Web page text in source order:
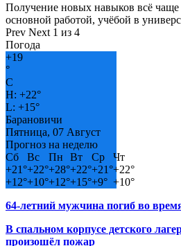
Получение новых навыков всё чаще
основной работой, учёбой в
Prev Next 1 из 4
Погода
+19
°
C
H: +22°
L: +15°
Барановичи
Пятница, 07 Август
Прогноз на неделю
Сб
Вс Пн Вт Ср
Чт
+21°+22°+28°+22°+21°+22°
+12°+10°+12°+15°+9° +10°
64-летний мужчина погиб во
В спальном корпусе детского
произошёл пожар